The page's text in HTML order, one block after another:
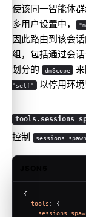
使该同一智能体
多用户设置中，
因此路由到该会
组，包括通过会
划分的
dmScope 来
"self" 以停用环境
控制 sessions_spawn
{
tools : {